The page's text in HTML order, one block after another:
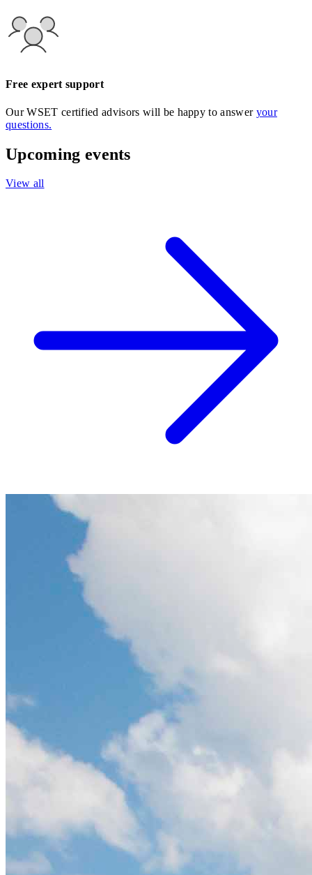
Free expert support
Our WSET certified advisors will be happy to answer your
questions.
Upcoming events
View all